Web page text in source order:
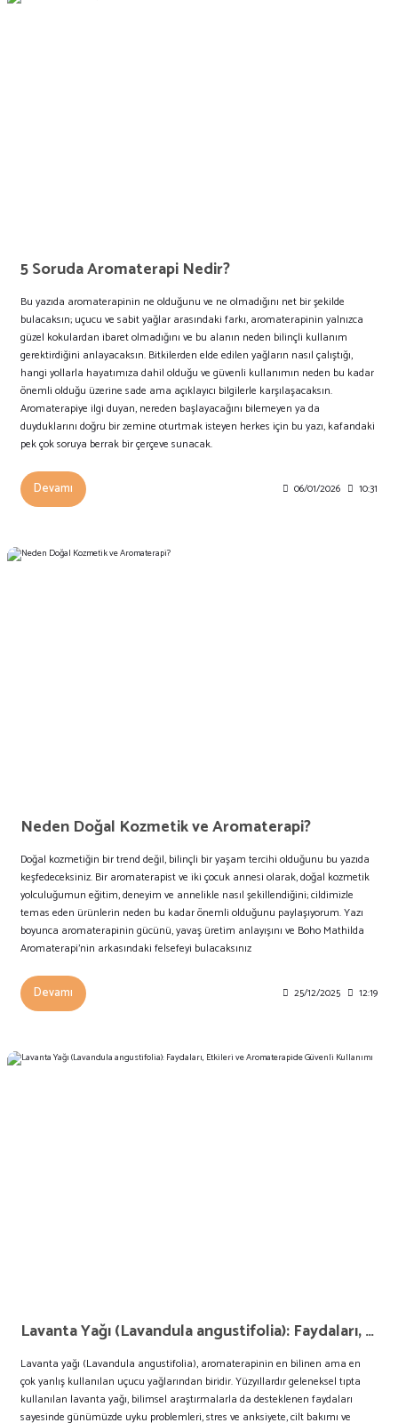
5 Soruda Aromaterapi Nedir?
Bu yazıda aromaterapinin ne olduğunu ve ne olmadığını net bir şekilde
bulacaksın; uçucu ve sabit yağlar arasındaki farkı, aromaterapinin yalnızca
güzel kokulardan ibaret olmadığını ve bu alanın neden bilinçli kullanım
gerektirdiğini anlayacaksın. Bitkilerden elde edilen yağların nasıl çalıştığı,
hangi yollarla hayatımıza dahil olduğu ve güvenli kullanımın neden bu kadar
önemli olduğu üzerine sade ama açıklayıcı bilgilerle karşılaşacaksın.
Aromaterapiye ilgi duyan, nereden başlayacağını bilemeyen ya da
duyduklarını doğru bir zemine oturtmak isteyen herkes için bu yazı, kafandaki
pek çok soruya berrak bir çerçeve sunacak.
Devamı 06/01/2026 10:31
Neden Doğal Kozmetik ve Aromaterapi?
Doğal kozmetiğin bir trend değil, bilinçli bir yaşam tercihi olduğunu bu yazıda
keşfedeceksiniz. Bir aromaterapist ve iki çocuk annesi olarak, doğal kozmetik
yolculuğumun eğitim, deneyim ve annelikle nasıl şekillendiğini; cildimizle
temas eden ürünlerin neden bu kadar önemli olduğunu paylaşıyorum. Yazı
boyunca aromaterapinin gücünü, yavaş üretim anlayışını ve Boho Mathilda
Aromaterapi’nin arkasındaki felsefeyi bulacaksınız
Devamı 25/12/2025 12:19
Lavanta Yağı (Lavandula angustifolia): Faydaları, Etkileri ve Aromaterapide Güvenli Kullanımı
Lavanta yağı (Lavandula angustifolia), aromaterapinin en bilinen ama en
çok yanlış kullanılan uçucu yağlarından biridir. Yüzyıllardır geleneksel tıpta
kullanılan lavanta yağı, bilimsel araştırmalarla da desteklenen faydaları
sayesinde günümüzde uyku problemleri, stres ve anksiyete, cilt bakımı ve